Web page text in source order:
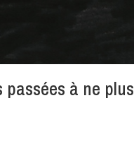
passées à ne plus